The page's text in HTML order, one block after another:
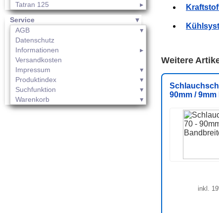
Tatran 125
Service
AGB
Datenschutz
Informationen
Versandkosten
Impressum
Produktindex
Suchfunktion
Warenkorb
Weitere
90mm /
inkl.